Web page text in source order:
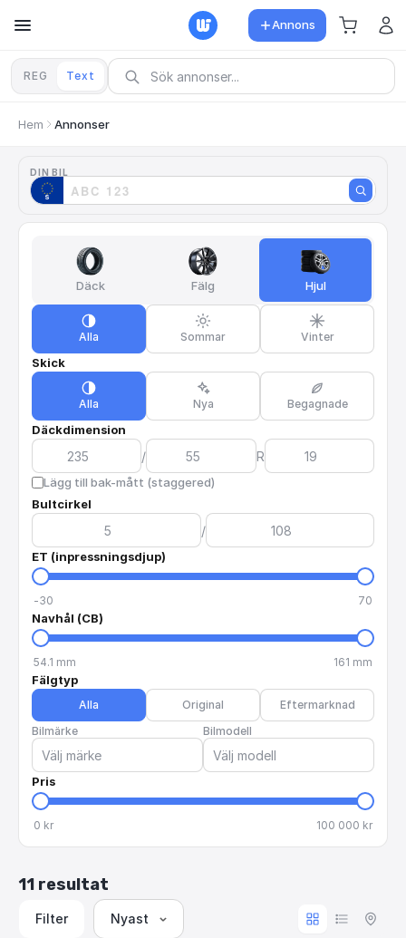
Annons
REG Text
Hem Annonser
DIN BIL
Däck Fälg Hjul
Alla Sommar Vinter
Skick
Alla Nya Begagnade
Däckdimension
/ R
Lägg till bak-mått (staggered)
Bultcirkel
/
ET (inpressningsdjup)
-30 70
Navhål (CB)
54.1 mm 161 mm
Fälgtyp
Alla Original
Eftermarknad
Bilmärke
Bilmodell
Pris
0 kr 100 000 kr
11 resultat
Filter Nyast